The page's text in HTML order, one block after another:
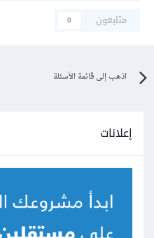
متابعون
0
اذهب إلى قائمة الأسئلة
إعلانات